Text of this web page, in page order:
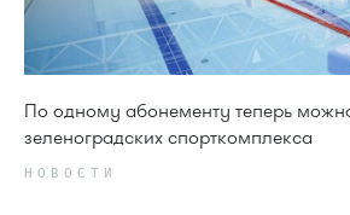
По одному абонементу теперь
зеленоградских спорткомплекса
НОВОСТИ